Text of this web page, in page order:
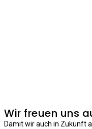
Wir freuen uns
Damit wir auch in Zukunft